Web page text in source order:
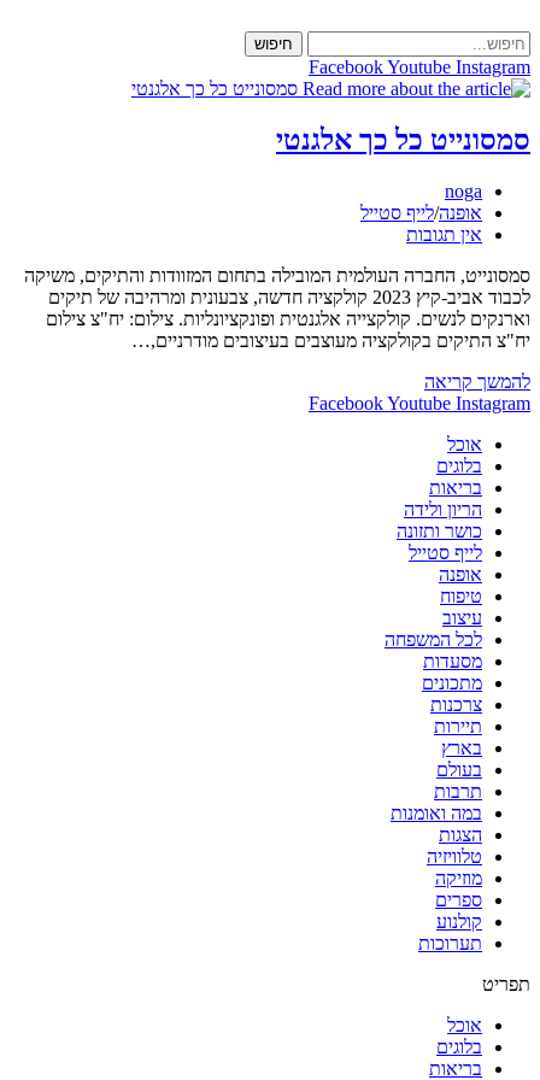
to
content
חיפוש
FacebookYoutube Instagram
סמסונייט כל כך אלגנטי
מחבר:
noga
קטגוריה:
אופנה/לייף סטייל
תגובות:
אין תגובות
סמסונייט, החברה העולמית המובילה בתחום המזוודות והתיקים, משיקה
לכבוד אביב-קיץ 2023 קולקציה חדשה, צבעונית ומרהיבה של תיקים
וארנקים לנשים. קולקצייה אלגנטית ופונקציונליות. צילום: יח"צ צילום
יח"צ התיקים בקולקציה מעוצבים בעיצובים מודרניים,…
להמשך קריאהסמסונייט
כל
FacebookYoutube Instagram
אוכל
בלוגים
בריאות
הריון ולידה
כושר ותזונה
לייף סטייל
אופנה
טיפוח
עיצוב
לכל המשפחה
מסעדות
מתכונים
צרכנות
תיירות
בארץ
בעולם
תרבות
במה ואומנות
הצגות
טלוויזיה
מוזיקה
ספרים
קולנוע
תערוכות
תפריט
אוכל
בלוגים
בריאות